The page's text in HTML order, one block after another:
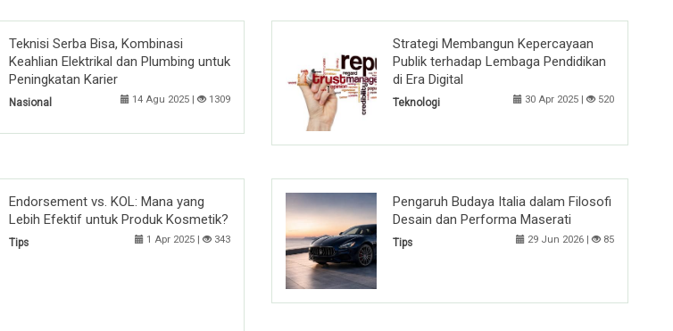
Teknisi Serba Bisa, Kombinasi
Keahlian Elektrikal dan Plumbing untuk
Peningkatan Karier
Nasional 14 Agu 2025 | 1309
Strategi Membangun Kepercayaan
Publik terhadap Lembaga Pendidikan
di Era Digital
Teknologi 30 Apr 2025 | 520
Endorsement vs. KOL: Mana yang
Lebih Efektif untuk Produk Kosmetik?
Tips 1 Apr 2025 | 343
Pengaruh Budaya Italia dalam Filosofi
Desain dan Performa Maserati
Tips 29 Jun 2026 | 85